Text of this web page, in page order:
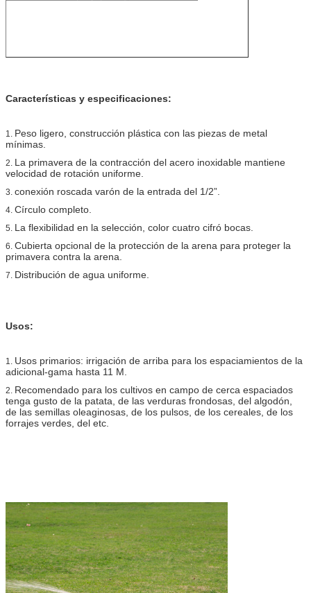
Características y especificaciones:
1. Peso ligero, construcción plástica con las piezas de metal
mínimas.
2. La primavera de la contracción del acero inoxidable mantiene
velocidad de rotación uniforme.
3. conexión roscada varón de la entrada del 1/2”.
4. Círculo completo.
5. La flexibilidad en la selección, color cuatro cifró bocas.
6. Cubierta opcional de la protección de la arena para proteger la
primavera contra la arena.
7. Distribución de agua uniforme.
Usos:
1. Usos primarios: irrigación de arriba para los espaciamientos de la
adicional-gama hasta 11 M.
2. Recomendado para los cultivos en campo de cerca espaciados
tenga gusto de la patata, de las verduras frondosas, del algodón,
de las semillas oleaginosas, de los pulsos, de los cereales, de los
forrajes verdes, del etc.